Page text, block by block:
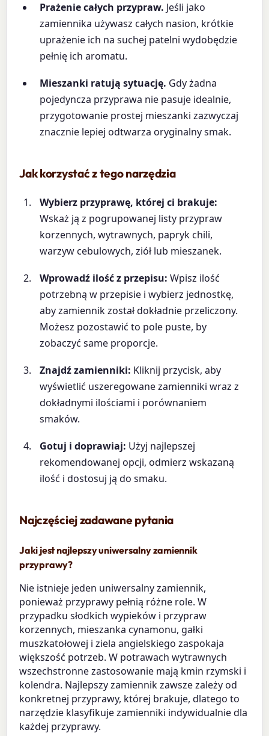
Prażenie całych przypraw. Jeśli jako
zamiennika używasz całych nasion, krótkie
uprażenie ich na suchej patelni wydobędzie
pełnię ich aromatu.
Mieszanki ratują sytuację. Gdy żadna
pojedyncza przyprawa nie pasuje idealnie,
przygotowanie prostej mieszanki zazwyczaj
znacznie lepiej odtwarza oryginalny smak.
Jak korzystać z tego narzędzia
Wybierz przyprawę, której ci brakuje:
Wskaż ją z pogrupowanej listy przypraw
korzennych, wytrawnych, papryk chili,
warzyw cebulowych, ziół lub mieszanek.
Wprowadź ilość z przepisu: Wpisz ilość
potrzebną w przepisie i wybierz jednostkę,
aby zamiennik został dokładnie przeliczony.
Możesz pozostawić to pole puste, by
zobaczyć same proporcje.
Znajdź zamienniki: Kliknij przycisk, aby
wyświetlić uszeregowane zamienniki wraz z
dokładnymi ilościami i porównaniem
smaków.
Gotuj i doprawiaj: Użyj najlepszej
rekomendowanej opcji, odmierz wskazaną
ilość i dostosuj ją do smaku.
Najczęściej zadawane pytania
Jaki jest najlepszy uniwersalny zamiennik
przyprawy?
Nie istnieje jeden uniwersalny zamiennik,
ponieważ przyprawy pełnią różne role. W
przypadku słodkich wypieków i przypraw
korzennych, mieszanka cynamonu, gałki
muszkatołowej i ziela angielskiego zaspokaja
większość potrzeb. W potrawach wytrawnych
wszechstronne zastosowanie mają kmin rzymski i
kolendra. Najlepszy zamiennik zawsze zależy od
konkretnej przyprawy, której brakuje, dlatego to
narzędzie klasyfikuje zamienniki indywidualnie dla
każdej przyprawy.